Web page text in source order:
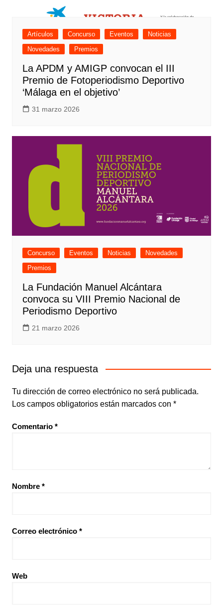
Artículos Concurso Eventos
Noticias
Novedades
Premios
La APDM y AMIGP convocan el III
Premio de Fotoperiodismo Deportivo
‘Málaga en el objetivo’
31 marzo 2026
Concurso Eventos Noticias
Novedades
Premios
La Fundación Manuel Alcántara
convoca su VIII Premio Nacional de
Periodismo Deportivo
21 marzo 2026
Deja una respuesta
Tu dirección de correo electrónico no será publicada.
Los campos obligatorios están marcados con *
Comentario *
Nombre *
Correo electrónico *
Web